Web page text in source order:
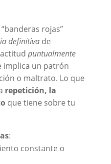
rojas”
definitivade
puntualmente
implica un patrón
o maltrato. Lo que
repetición, la
que tiene sobre tu
:
constante o